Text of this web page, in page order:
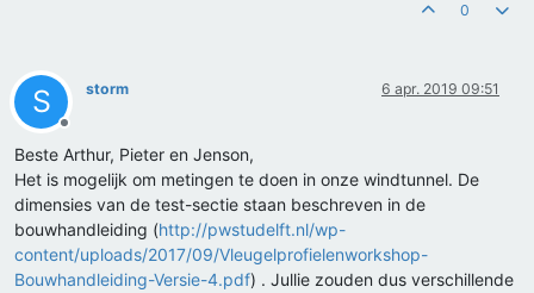
0
S
Offline
storm 6 apr. 2019 09:51
Beste Arthur, Pieter en Jenson,
Het is mogelijk om metingen te doen in onze windtunnel. De
dimensies van de test-sectie staan beschreven in de
bouwhandleiding (http://pwstudelft.nl/wp-
content/uploads/2017/09/Vleugelprofielenworkshop-
Bouwhandleiding-Versie-4.pdf) . Jullie zouden dus verschillende